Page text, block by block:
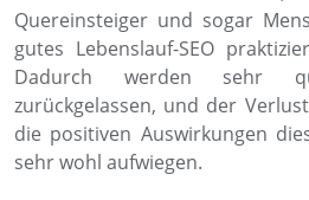
Quereinsteiger und sogar
gutes Lebenslauf-SEO
Dadurch werden sehr
zurückgelassen, und der
die positiven Auswirkungen
sehr wohl aufwiegen.